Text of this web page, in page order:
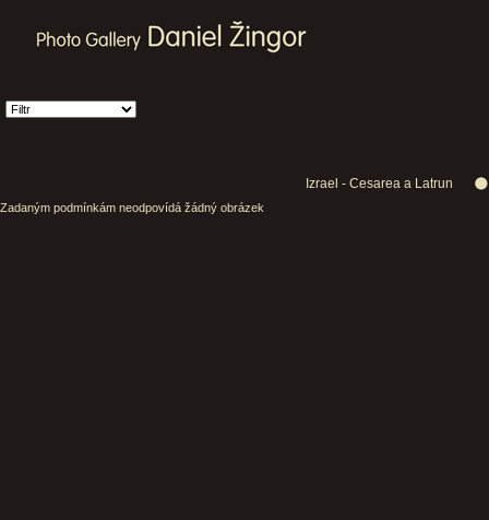
Izrael - Cesarea a Latrun
Zadaným podmínkám neodpovídá žádný obrázek